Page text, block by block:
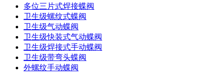
多位三片式焊接蝶阀
卫生级螺纹式蝶阀
卫生级气动蝶阀
卫生级快装式气动蝶阀
卫生级焊接式手动蝶阀
卫生级带弯头蝶阀
外螺纹手动蝶阀